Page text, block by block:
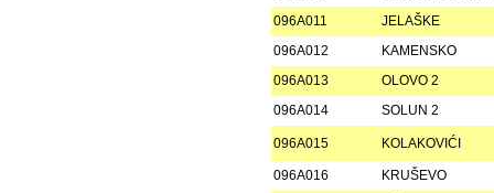
096A011
JELAŠKE
096A012
KAMENSKO
096A013
OLOVO 2
096A014
SOLUN 2
096A015 KOLAKOVIĆI
096A016
KRUŠEVO